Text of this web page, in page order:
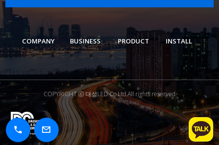
COMPANY BUSINESS PRODUCT INSTALL
COPYRIGHT ⓒ 대성LED Co.Ltd.All rights reserved